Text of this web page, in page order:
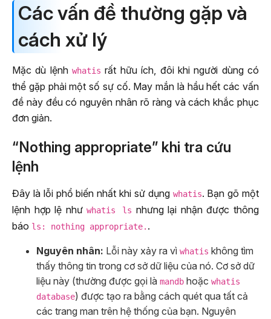
Các vấn đề thường gặp và
cách xử lý
Mặc dù lệnhwhatis rất hữu ích, đôi khi người dùng có
thể gặp phải một số sự cố. May mắn là hầu hết các vấn
đề này đều có nguyên nhân rõ ràng và cách khắc phục
đơn giản.
“Nothing appropriate” khi tra cứu
lệnh
Đây là lỗi phổ biến nhất khi sử dụng whatis. Bạn gõ một
lệnh hợp lệ nhưwhatis ls nhưng lại nhận được thông
báo ls: nothing appropriate. .
Nguyên nhân: Lỗi này xảy ra vì whatis không tìm
thấy thông tin trong cơ sở dữ liệu của nó. Cơ sở dữ
liệu này (thường được gọi là mandb hoặc whatis
database) được tạo ra bằng cách quét qua tất cả
các trang man trên hệ thống của bạn. Nguyên